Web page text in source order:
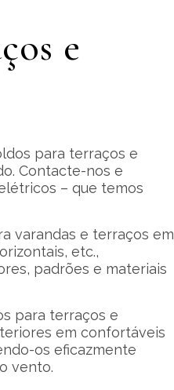
e
para terraços e
Contacte-nos e
– que temos
varandas e terraços em
etc.,
padrões e materiais
para terraços e
em confortáveis
os eficazmente
vento.